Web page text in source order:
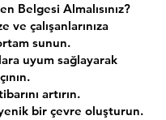
Belgesi Almalısınız?
ve çalışanlarınıza
sunun.
uyum sağlayarak
artırın.
bir çevre oluşturun.